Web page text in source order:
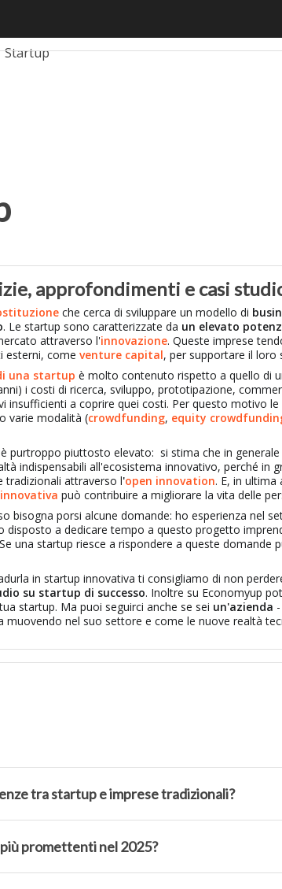
Startup
approfondimenti e casi
che cerca di sviluppare un modello di
. Le startup sono caratterizzate da un elevato
attraverso l'innovazione. Queste imprese
esterni, come venture capital, per supportare il loro
una startup è molto contenuto rispetto a quello di
i costi di ricerca, sviluppo, prototipazione,
insufficienti a coprire quei costi. Per questo motivo
varie modalità (crowdfunding, equity
è purtroppo piuttosto elevato: si stima che in generale
indispensabili all'ecosistema innovativo, perché in
tradizionali attraverso l'open innovation. E, in ultima
può contribuire a migliorare la vita delle
bisogna porsi alcune domande: ho esperienza nel
disposto a dedicare tempo a questo progetto
una startup riesce a rispondere a queste domande
in startup innovativa ti consigliamo di non
su startup di successo. Inoltre su Economyup
startup. Ma puoi seguirci anche se sei un'azienda
muovendo nel suo settore e come le nuove realtà
tra startup e imprese tradizionali?
promettenti nel 2025?